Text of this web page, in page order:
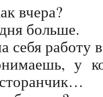
вчера?
больше.
себя работу
у